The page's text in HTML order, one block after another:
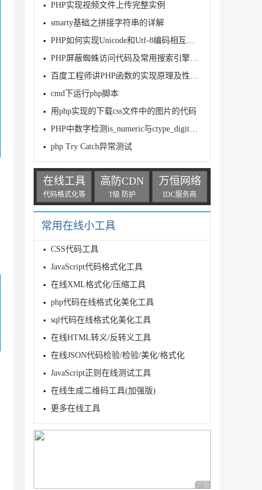
PHP实现视频文件上传完整实例
smarty基础之拼接字符串的详解
PHP如何实现Unicode和Utf-8编码相互转换
PHP屏蔽蜘蛛访问代码及常用搜索引擎的HTTP_USER_AGENT
百度工程师讲PHP函数的实现原理及性能分析（一）
cmd下运行php脚本
用php实现的下载css文件中的图片的代码
PHP中数字检测is_numeric与ctype_digit的区别介绍
php Try Catch异常测试
在线工具
代码格式化等
高防CDN
T级 防护
万恒网络
IDC服务商
常用在线小工具
CSS代码工具
JavaScript代码格式化工具
在线XML格式化/压缩工具
php代码在线格式化美化工具
sql代码在线格式化美化工具
在线HTML转义/反转义工具
在线JSON代码检验/检验/美化/格式化
JavaScript正则在线测试工具
在线生成二维码工具(加强版)
更多在线工具
广告 商业广告，理性